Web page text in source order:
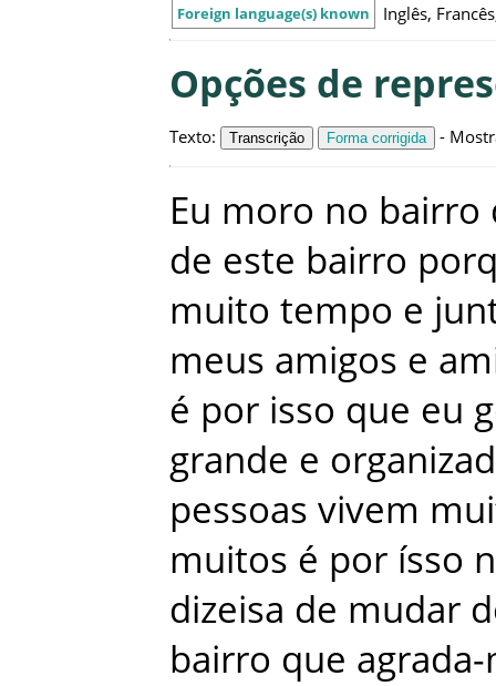
Foreign language(s) known Inglês,
Opções de
Texto: Transcrição Forma corrigida -
Eu moro no bairro
de este bairro
muito tempo e
meus amigos e
é por isso que eu
grande e
pessoas vivem
muitos é por ísso
dizeisa de mudar
bairro que